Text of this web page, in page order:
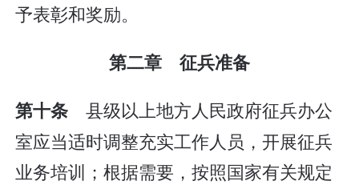
予表彰和奖励。
第二章 征兵准备
第十条 县级以上地方人民政府征兵办公
室应当适时调整充实工作人员，开展征兵
业务培训；根据需要，按照国家有关规定